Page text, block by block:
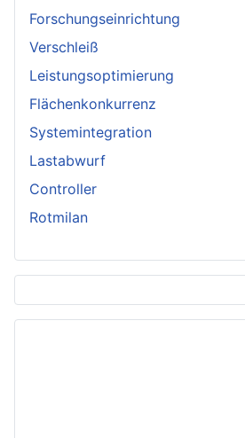
Forschungseinrichtung
Verschleiß
Leistungsoptimierung
Flächenkonkurrenz
Systemintegration
Lastabwurf
Controller
Rotmilan